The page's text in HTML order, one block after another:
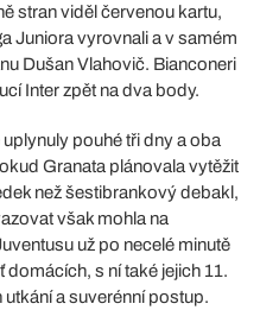
stran viděl červenou kartu,
Juniora vyrovnali a v samém
Dušan Vlahovič. Bianconeri
Inter zpět na dva body.
pouhé tři dny a oba
Granata plánovala vytěžit
než šestibrankový debakl,
však mohla na
už po necelé minutě
s ní také jejich 11.
a suverénní postup.